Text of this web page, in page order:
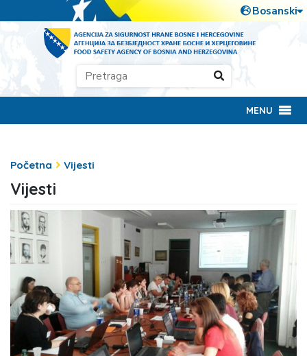
MENU
Početna Vijesti
Vijesti